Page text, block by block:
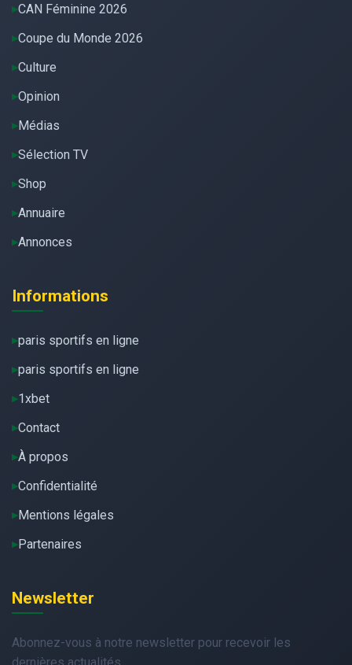
CAN Féminine 2026
Coupe du Monde 2026
Culture
Opinion
Médias
Sélection TV
Shop
Annuaire
Annonces
Informations
paris sportifs en ligne
paris sportifs en ligne
1xbet
Contact
À propos
Confidentialité
Mentions légales
Partenaires
Newsletter
Abonnez-vous à notre newsletter pour recevoir les
dernières actualités.